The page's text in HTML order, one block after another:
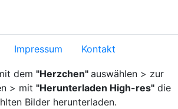
Impressum Kontakt
dem "Herzchen" auswählen > zur
> mit "Herunterladen High-res" die
Bilder herunterladen.